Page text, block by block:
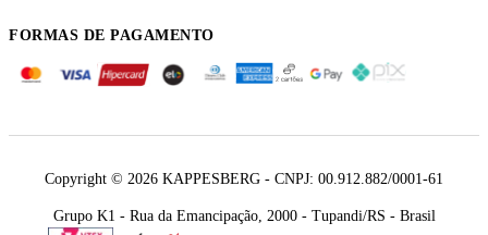
FORMAS DE PAGAMENTO
Copyright © 2026 KAPPESBERG - CNPJ: 00.912.882/0001-61
Grupo K1 - Rua da Emancipação, 2000 - Tupandi/RS - Brasil